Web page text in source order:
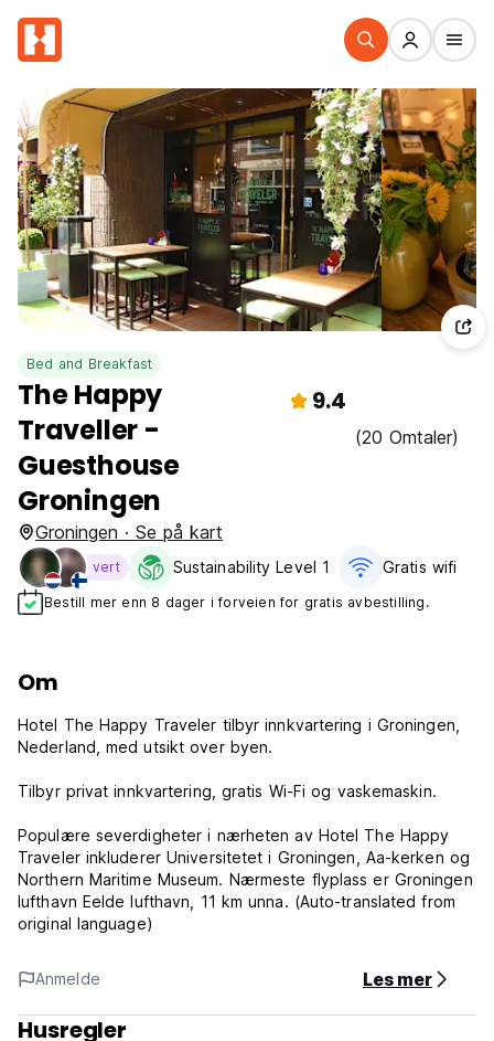
Bed and Breakfast
The Happy
Traveller -
Guesthouse
Groningen
9.4
(20 Omtaler)
Groningen · Se på kart
vert Sustainability Level 1 Gratis wifi‎
Bestill mer enn 8 dager i forveien for gratis avbestilling.
Om
Hotel The Happy Traveler tilbyr innkvartering i Groningen,
Nederland, med utsikt over byen.
Tilbyr privat innkvartering, gratis Wi-Fi og vaskemaskin.
Populære severdigheter i nærheten av Hotel The Happy
Traveler inkluderer Universitetet i Groningen, Aa-kerken og
Northern Maritime Museum. Nærmeste flyplass er Groningen
lufthavn Eelde lufthavn, 11 km unna. (Auto-translated from
original language)
Anmelde Les mer
Husregler